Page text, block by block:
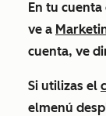
En tu cuenta
ve a
cuenta, ve
Si utilizas el
elmenú